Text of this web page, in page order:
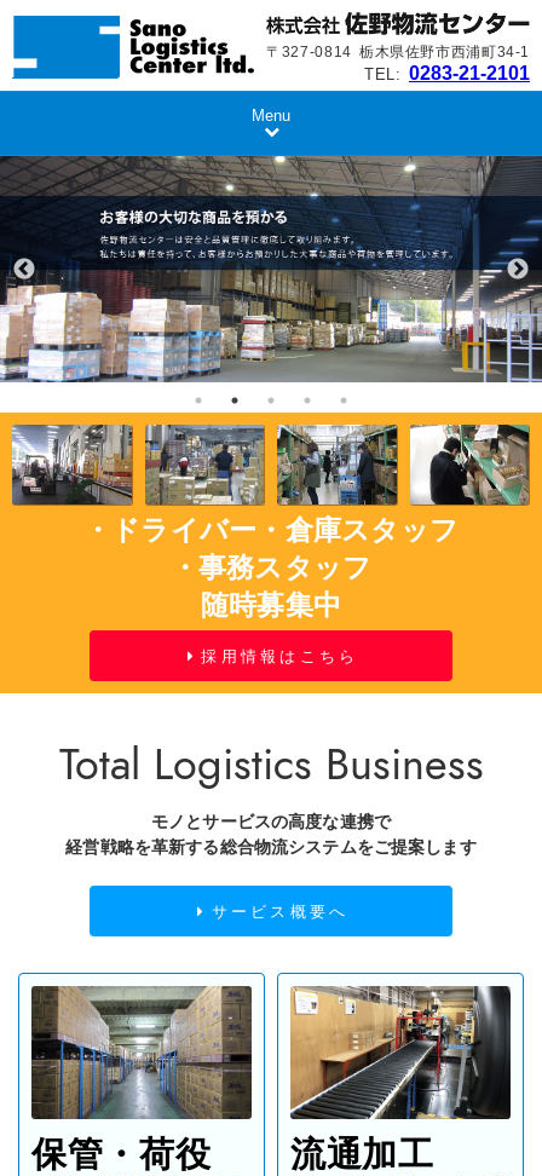
〒327-0814 栃木県佐野市西浦町34-1
TEL: 0283-21-2101
Menu
・ドライバー ・倉庫スタッフ
・事務スタッフ
随時募集中
採用情報はこちら
Total Logistics Business
モノとサービスの高度な連携で
経営戦略を革新する総合物流システムをご提案します
サービス概要へ
保管・荷役 流通加工